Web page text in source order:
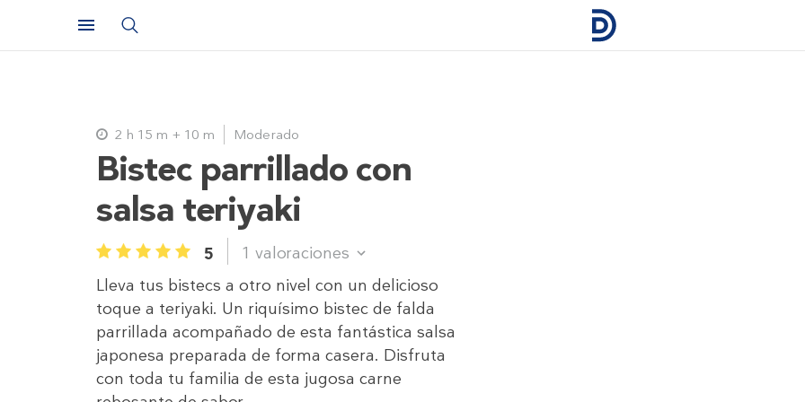
Bistec parrillado con
salsa teriyaki
1 2 3 4 5 5 1 valoraciones
Lleva tus bistecs a otro nivel con un delicioso
toque a teriyaki. Un riquísimo bistec de falda
parrillada acompañado de esta fantástica salsa
japonesa preparada de forma casera. Disfruta
con toda tu familia de esta jugosa carne
2 h 15 m + 10 m Moderado